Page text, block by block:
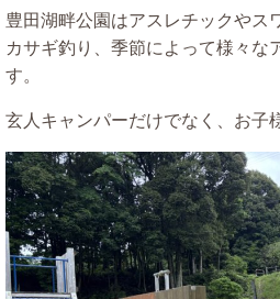
豊田湖畔公園はアスレチックやス
カサギ釣り、季節によって様々な
す。
玄人キャンパーだけでなく、お子